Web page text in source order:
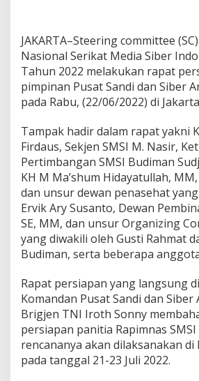
a
p
i
m
n
a
M
S
I
R
a
p
a
t
B
e
a
m
a
P
u
s
a
JAKARTA–Steering committee
Nasional Serikat Media Siber
Tahun 2022 melakukan rapat
pimpinan Pusat Sandi dan Siber
pada Rabu, (22/06/2022) di
Tampak hadir dalam rapat yakni
Firdaus, Sekjen SMSI M. Nasir,
Pertimbangan SMSI Budiman
KH M Ma’shum Hidayatullah,
dan unsur dewan penasehat
Ervik Ary Susanto, Dewan
SE, MM, dan unsur Organizing
yang diwakili oleh Gusti Rahmat
Budiman, serta beberapa
Rapat persiapan yang langsung
Komandan Pusat Sandi dan
Brigjen TNI Iroth Sonny
persiapan panitia Rapimnas
rencananya akan dilaksanakan di
pada tanggal 21-23 Juli 2022.